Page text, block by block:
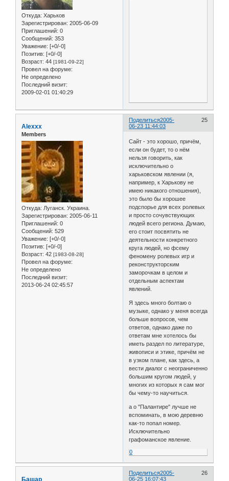
Откуда: Харьков
Зарегистрирован: 2005-06-09
Приглашений: 0
Сообщений: 353
Уважение: [+0/-0]
Позитив: [+0/-0]
Возраст: 44 [1981-09-22]
Провел на форуме:
Не определено
Последний визит:
2009-02-01 01:40:29
Поделиться 25
2005-
06-23 11:44:03
Alexxx
Members
Откуда: Луганск. Украина.
Зарегистрирован: 2005-06-11
Приглашений: 0
Сообщений: 529
Уважение: [+0/-0]
Позитив: [+0/-0]
Возраст: 42 [1983-08-28]
Провел на форуме:
Не определено
Последний визит:
2013-06-24 02:45:57
Сайт - это хорошо, причём,
если он будет, то о нём
нельзя говорить, как
исключительно о
харьковском явлении (я,
например, к Харькову не
имею никакого отношения),
это было бы хорошее
подспорье для всех ролевых
и просто сочувствующих
людей всего региона. Думаю,
его стоит посвятить не
деятельности конкретного
круга людей, но фсему
феномену ролевых игр и
реконструкторским
заморочкам в целом и
отдельным аспектам
явлений.
Я здесь много болтаю о
музыке, однако у меня всегда
больше вопросов, чем
ответов, однако даже по
ответам мне хотелось бы
иметь раздел по литературе,
живописи и этике, причём не
в узком плане, как здесь, а
вести диалог с неограниченно
большим кругом людей, у
многих из которых я сам мог
бы чему-то научиться.
а о "Палантире" лучше не
вспоминать, в мою деревню
как-то попал номер.
Исключительно
графоманское явление.
0
Поделиться 26
2005-
06-25 16:07:43
Башар